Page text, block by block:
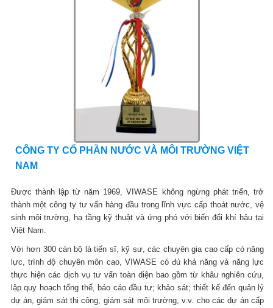
CÔNG TY CỔ PHẦN NƯỚC VÀ MÔI TRƯỜNG VIỆT
NAM
Được thành lập từ năm 1969, VIWASE không ngừng phát triển, trở
thành một công ty tư vấn hàng đầu trong lĩnh vực cấp thoát nước, vệ
sinh môi trường, hạ tầng kỹ thuật và ứng phó với biến đổi khí hậu tại
Việt Nam.
Với hơn 300 cán bộ là tiến sĩ, kỹ sư, các chuyên gia cao cấp có năng
lực, trình độ chuyên môn cao, VIWASE có đủ khả năng và năng lực
thực hiện các dịch vụ tư vấn toàn diện bao gồm từ khâu nghiên cứu,
lập quy hoạch tổng thể, báo cáo đầu tư; khảo sát; thiết kế đến quản lý
dự án, giám sát thi công, giám sát môi trường, v.v. cho các dự án cấp